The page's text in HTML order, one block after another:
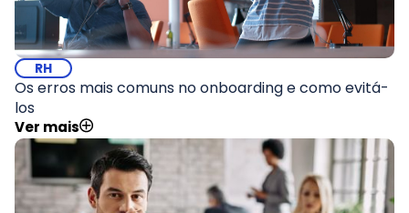
RH
Os erros mais comuns no onboarding e como evitá-
los
Ver mais